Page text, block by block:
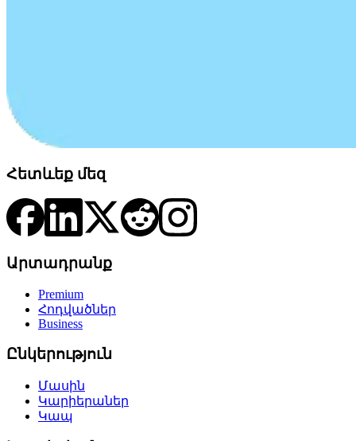
Հետևեք մեզ
Արտադրանք
Premium
Հոդվածներ
Business
Ընկերություն
Մասին
Կարիերաներ
Կապ